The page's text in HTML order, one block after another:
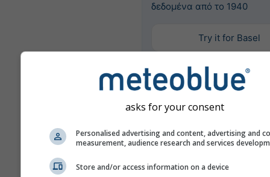
δεδομένα από το 1940
Try it for Basel
δεδομένα
asks for your consent
Personalised advertising and content, advertising and
measurement, audience research and services
Store and/or access information on a device